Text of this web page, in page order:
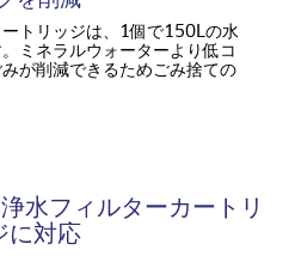
トリッジは、1個で150Lの水
ミネラルウォーターより低コ
が削減できるためごみ捨ての
水フィルターカートリ
に対応